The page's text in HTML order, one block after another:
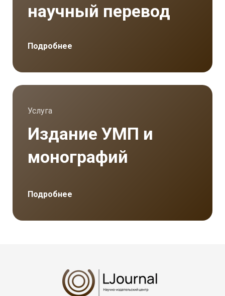
научный перевод
Подробнее
Услуга
Издание УМП и
монографий
Подробнее